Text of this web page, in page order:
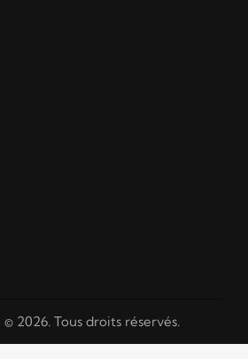
© 2026. Tous droits réservés.